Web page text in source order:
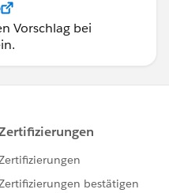
Vorschlag bei